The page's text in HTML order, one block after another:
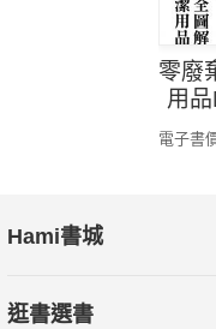
零廢
用
做無
個
電子書
Hami書城
逛書選書